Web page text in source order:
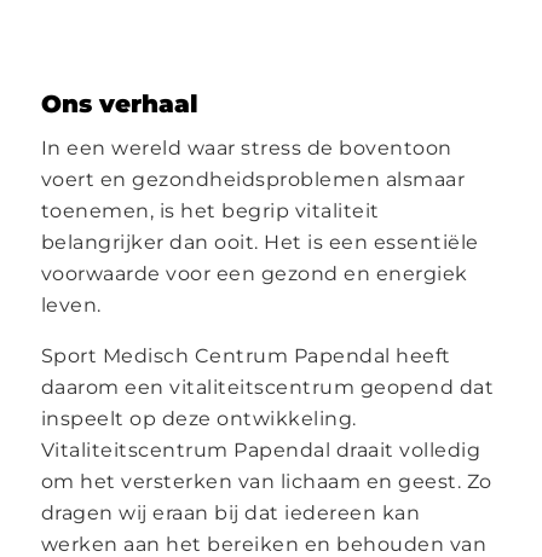
Ons verhaal
In een wereld waar stress de boventoon
voert en gezondheidsproblemen alsmaar
toenemen, is het begrip vitaliteit
belangrijker dan ooit. Het is een essentiële
voorwaarde voor een gezond en energiek
leven.
Sport Medisch Centrum Papendal heeft
daarom een vitaliteitscentrum geopend dat
inspeelt op deze ontwikkeling.
Vitaliteitscentrum Papendal draait volledig
om het versterken van lichaam en geest. Zo
dragen wij eraan bij dat iedereen kan
werken aan het bereiken en behouden van